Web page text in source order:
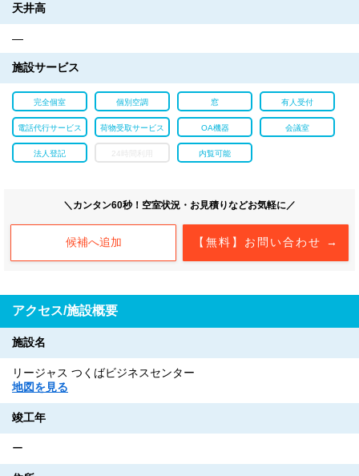
天井高
―
施設サービス
完全個室 個別空調 窓 有人受付
電話代行サービス 荷物受取サービス OA機器 会議室
法人登記 24時間利用 内覧可能
＼カンタン60秒！空室状況・お見積りなどお気軽に／
【無料】お問い合わせ →
候補へ追加
アクセス/施設概要
施設名
リージャス つくばビジネスセンター
地図を見る
竣工年
ー